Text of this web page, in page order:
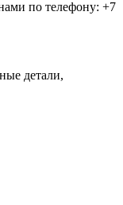
по телефону: +7
детали,